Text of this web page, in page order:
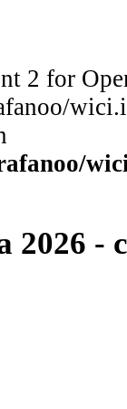
2 for
2026 -